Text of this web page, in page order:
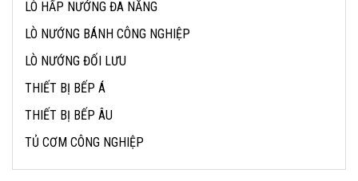
LÒ HẤP NƯỚNG ĐA NĂNG
LÒ NƯỚNG BÁNH CÔNG NGHIỆP
LÒ NƯỚNG ĐỐI LƯU
THIẾT BỊ BẾP Á
THIẾT BỊ BẾP ÂU
TỦ CƠM CÔNG NGHIỆP